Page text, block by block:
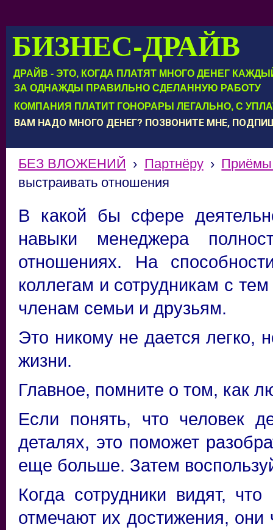
БИЗНЕС-ДРАЙВ
ДРАЙВ - ЭТО, КОГДА ПЛАТЯТ МНОГО ДЕНЕГ
КОМПАНИЯ ПЛАТИТ ГОНОРАРЫ ЛЕГАЛЬНО, С
ЗА ОДНАЖДЫ ПРАВИЛЬНО СДЕЛАННУЮ РАБОТУ
ВАМ НАДО МНОГО ДЕНЕГ? ПОЗВОНИТЕ МНЕ,
БЕЗ ВЛОЖЕНИЙ › Партнёру › Приёмы
выстраивать отношения
В какой бы сфере
навыки менеджера
отношениях. На
коллегам и сотрудникам с
членам семьи и друзьям.
Это никому не дается легко,
жизни.
Главное, помните о том, как
Если понять, что человек
деталях, это поможет
еще больше. Затем
Когда сотрудники видят,
отмечают их достижения, они